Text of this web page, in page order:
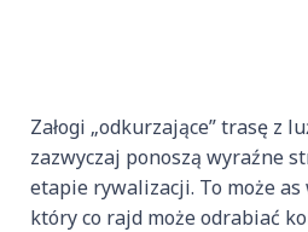
Załogi „odkurzające” trasę z
zazwyczaj ponoszą wyraźne
etapie rywalizacji. To może
który co rajd może odrabiać